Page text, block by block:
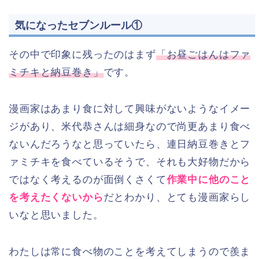
気になったセブンルール①
その中で印象に残ったのはまず「お昼ごはんはファ
ミチキと納豆巻き」です。
漫画家はあまり食に対して興味がないようなイメー
ジがあり、米代恭さんは細身なので尚更あまり食べ
ないんだろうなと思っていたら、連日納豆巻きとフ
ァミチキを食べているそうで、それも大好物だから
ではなく考えるのが面倒くさくて作業中に他のこと
を考えたくないから だとわかり、とても漫画家らし
いなと思いました。
わたしは常に食べ物のことを考えてしまうので羨ま